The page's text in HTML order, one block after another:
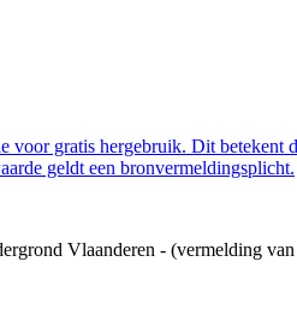
voor gratis hergebruik. Dit betekent
geldt een bronvermeldingsplicht.
Vlaanderen - (vermelding van